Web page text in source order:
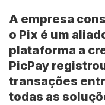
A empresa
o Pix é um
plataforma a
PicPay
transações
todas as